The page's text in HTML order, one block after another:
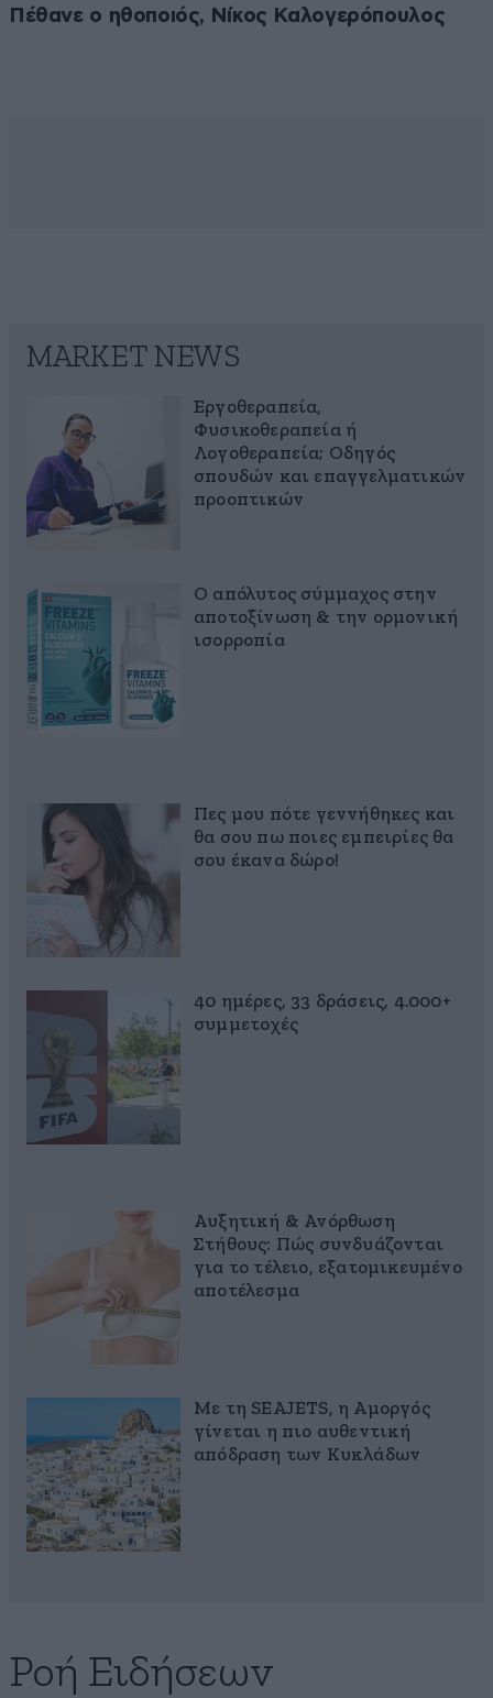
Πέθανε ο ηθοποιός, Νίκος Καλογερόπουλος
MARKET NEWS
Εργοθεραπεία,
Φυσικοθεραπεία ή
Λογοθεραπεία; Οδηγός
σπουδών και επαγγελματικών
προοπτικών
Ο απόλυτος σύμμαχος στην
αποτοξίνωση & την ορμονική
ισορροπία
Πες μου πότε γεννήθηκες και
θα σου πω ποιες εμπειρίες θα
σου έκανα δώρο!
40 ημέρες, 33 δράσεις, 4.000+
συμμετοχές
Αυξητική & Ανόρθωση
Στήθους: Πώς συνδυάζονται
για το τέλειο, εξατομικευμένο
αποτέλεσμα
Με τη SEAJETS, η Αμοργός
γίνεται η πιο αυθεντική
απόδραση των Κυκλάδων
Ροή Ειδήσεων